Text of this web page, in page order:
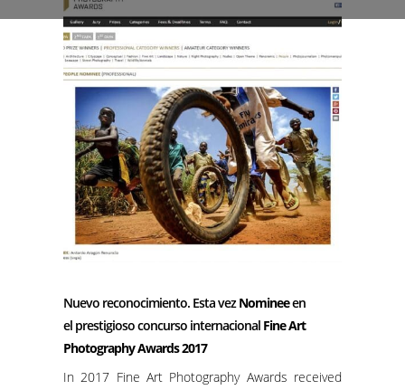
Nuevo reconocimiento. Esta vezNomineeen
el prestigioso concurso internacional Fine Art
Photography Awards 2017
In 2017 Fine Art Photography Awards received